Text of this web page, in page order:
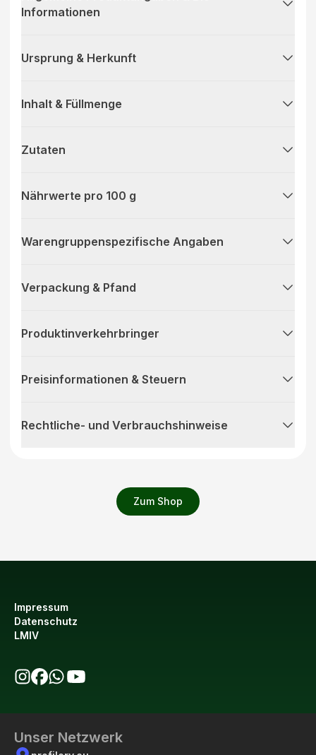
Zum Shop
Informationen
Ursprung & Herkunft
Inhalt & Füllmenge
Zutaten
Nährwerte pro 100 g
Warengruppenspezifische Angaben
Verpackung & Pfand
Produktinverkehrbringer
Preisinformationen & Steuern
Rechtliche- und Verbrauchshinweise
Impressum
Datenschutz
LMIV
Unser Netzwerk